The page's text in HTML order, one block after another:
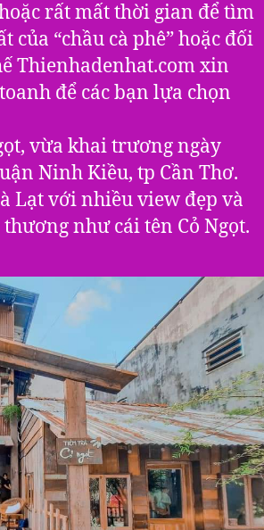
rất mất thời gian để tìm
“chầu cà phê” hoặc đối
Thienhadenhat.com xin
để các bạn lựa chọn
vừa khai trương ngày
Ninh Kiều, tp Cần Thơ.
Lạt với nhiều view đẹp và
như cái tên Cỏ Ngọt.